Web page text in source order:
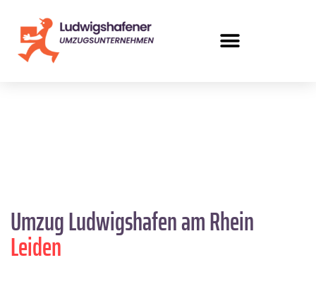
Umzug Ludwigshafen am Rhein
Leiden